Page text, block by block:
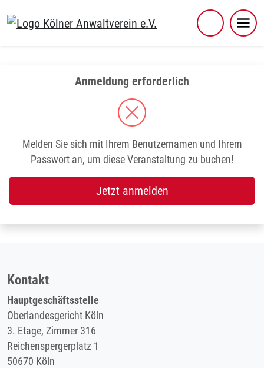
Anmeldung erforderlich
Melden Sie sich mit Ihrem Benutzernamen und Ihrem
Passwort an, um diese Veranstaltung zu buchen!
Jetzt anmelden
Kontakt
Hauptgeschäftsstelle
Oberlandesgericht Köln
3. Etage, Zimmer 316
Reichenspergerplatz 1
50670 Köln